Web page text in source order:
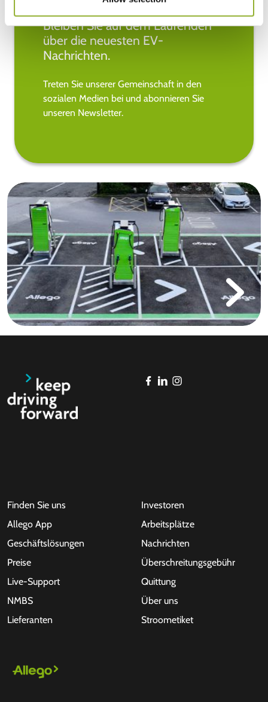
Bleiben Sie auf dem Laufenden
über die neuesten EV-
Nachrichten.
Treten Sie unserer Gemeinschaft in den
sozialen Medien bei und abonnieren Sie
unseren Newsletter.
Finden Sie uns
Allego App
Geschäftslösungen
Preise
Live-Support
NMBS
Lieferanten
Investoren
Arbeitsplätze
Nachrichten
Überschreitungsgebühr
Quittung
Über uns
Stroometiket